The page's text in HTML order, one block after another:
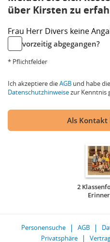
über Kirsten zu
Frau Herr Divers keine
vorzeitig abgegangen?
* Pflichtfelder
Ich akzeptiere dieAGB und habe die
Datenschutzhinweisezur Kenntnis
Als
2
Personensuche AGB
Privatsphäre